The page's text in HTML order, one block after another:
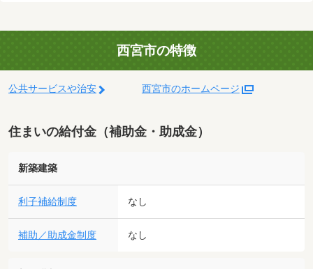
西宮市の特徴
公共サービスや治安 西宮市のホームページ
住まいの給付金（補助金・助成金）
新築建築
利子補給制度 なし
補助／助成金制度 なし